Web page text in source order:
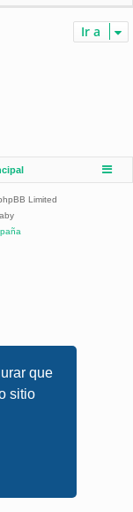
que
sitio
Ir a
Limited